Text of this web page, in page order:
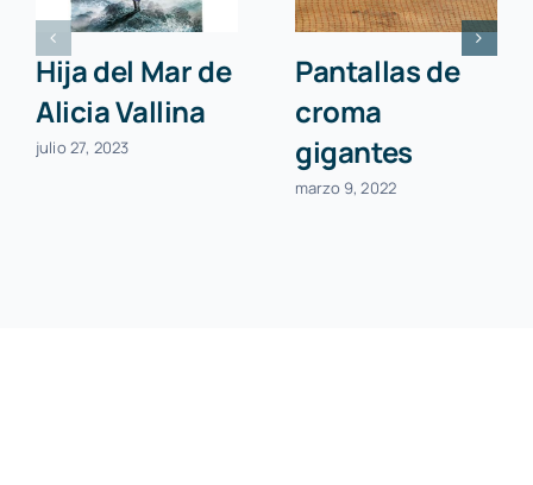
Hija del Mar de
Alicia Vallina
julio 27, 2023
Pantallas de
croma
gigantes
marzo 9, 2022